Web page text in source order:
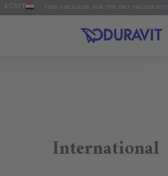
FOR THE 'PRO': PRO.DURAVIT
FIND A RETAILER
EGYPT
International